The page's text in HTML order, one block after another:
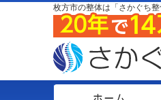
枚方市の整体は「さかぐち